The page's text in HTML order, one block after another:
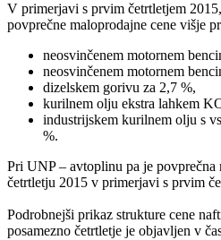
V primerjavi s prvim četrtletjem
povprečne maloprodajne cene višje
neosvinčenem motornem
neosvinčenem motornem
dizelskem gorivu za 2,7 %,
kurilnem olju ekstra lahkem
industrijskem kurilnem olju s
%.
Pri UNP – avtoplinu pa je povprečna
četrtletju 2015 v primerjavi s prvim
Podrobnejši prikaz strukture cene
posamezno četrtletje je objavljen v